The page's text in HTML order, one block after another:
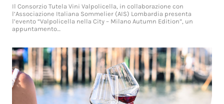
Il Consorzio Tutela Vini Valpolicella, in collaborazione con
l’Associazione Italiana Sommelier (AIS) Lombardia presenta
l’evento “Valpolicella nella City – Milano Autumn Edition”, un
appuntamento…